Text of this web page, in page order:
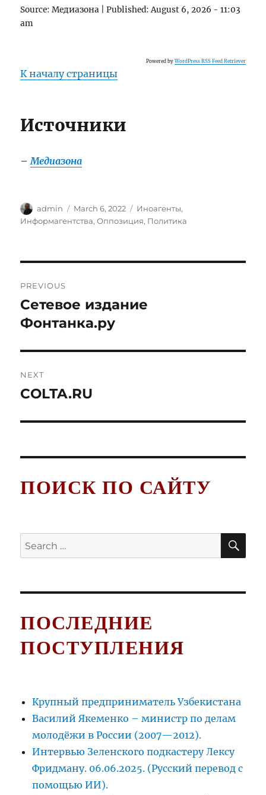
Source:Медиазона |Published:August 6, 2026 - 11:03
am
Powered by WordPress RSS Feed Retriever
К началу страницы
Источники
–Медиазона
Author
admin
Posted
on
March 6, 2022 Categories
Иноагенты,
Информагентства,Оппозиция, Политика
navigation
PREVIOUS
Previous
post:
Cетевое издание
Фонтанка.ру
NEXT
Next
COLTA.RU
ПОИСК ПО САЙТУ
Search
for:
ПОСЛЕДНИЕ
ПОСТУПЛЕНИЯ
Крупный предприниматель Узбекистана
Василий Якеменко – министр по делам
молодёжи в России (2007—2012).
Интервью Зеленского подкастеру Лексу
Фридману. 06.06.2025. (Русский перевод с
помощью ИИ).